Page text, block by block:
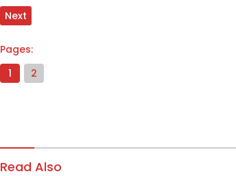
Next
Pages:
1
2
Read Also